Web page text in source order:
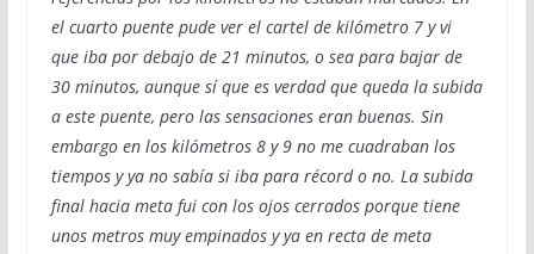
el cuarto puente pude ver el cartel de kilómetro 7 y vi
que iba por debajo de 21 minutos, o sea para bajar de
30 minutos, aunque sí que es verdad que queda la subida
a este puente, pero las sensaciones eran buenas. Sin
embargo en los kilómetros 8 y 9 no me cuadraban los
tiempos y ya no sabía si iba para récord o no. La subida
final hacia meta fui con los ojos cerrados porque tiene
unos metros muy empinados y ya en recta de meta